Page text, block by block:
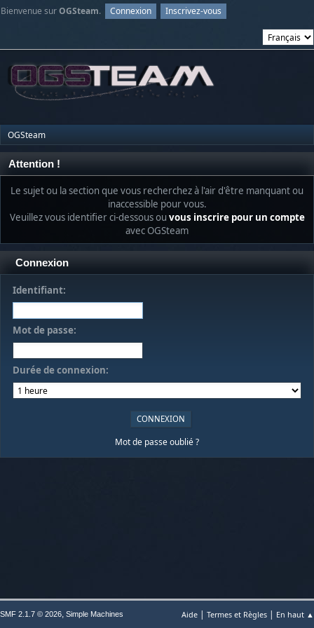
Bienvenue surOGSteam. Connexion Inscrivez-vous
OGSteam
Attention !
Le sujet ou la section que vous recherchez à l'air d'être manquant ou
inaccessible pour vous.
Veuillez vous identifier ci-dessous ou vous inscrire pour un compte
avec OGSteam
Connexion
Identifiant:
Mot de passe:
Durée de connexion:
Mot de passe oublié ?
Aide | Termes et Règles | En haut ▲
SMF 2.1.7 © 2026, Simple Machines